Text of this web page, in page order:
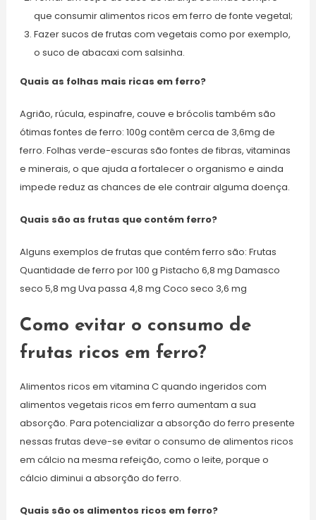
que consumir alimentos ricos em ferro de fonte vegetal;
Fazer sucos de frutas com vegetais como por exemplo,
o suco de abacaxi com salsinha.
Quais as folhas mais ricas em ferro?
Agrião, rúcula, espinafre, couve e brócolis também são
ótimas fontes de ferro: 100g contêm cerca de 3,6mg de
ferro. Folhas verde-escuras são fontes de fibras, vitaminas
e minerais, o que ajuda a fortalecer o organismo e ainda
impede reduz as chances de ele contrair alguma doença.
Quais são as frutas que contém ferro?
Alguns exemplos de frutas que contém ferro são: Frutas
Quantidade de ferro por 100 g Pistacho 6,8 mg Damasco
seco 5,8 mg Uva passa 4,8 mg Coco seco 3,6 mg
Como evitar o consumo de
frutas ricos em ferro?
Alimentos ricos em vitamina C quando ingeridos com
alimentos vegetais ricos em ferro aumentam a sua
absorção. Para potencializar a absorção do ferro presente
nessas frutas deve-se evitar o consumo de alimentos ricos
em cálcio na mesma refeição, como o leite, porque o
cálcio diminui a absorção do ferro.
Quais são os alimentos ricos em ferro?